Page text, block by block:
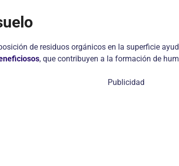
de residuos orgánicos en la superficie
, que contribuyen a la formación de
Publicidad